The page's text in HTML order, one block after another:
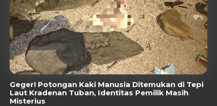
Geger! Potongan Kaki Manusia Ditemukan di Tepi
Laut Kradenan Tuban, Identitas Pemilik Masih
Misterius